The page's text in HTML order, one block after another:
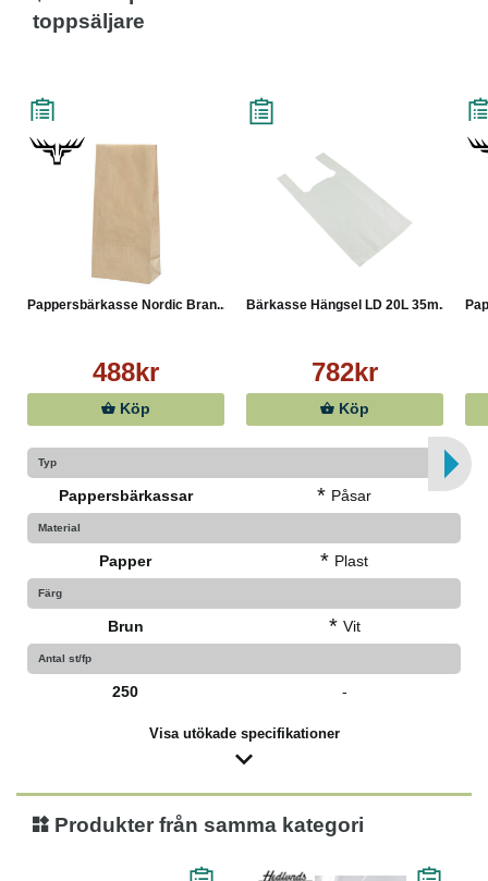
toppsäljare
Pappersbärkasse Nordic Bran...
488kr
Köp
Bärkasse Hängsel LD 20L 35m...
782kr
Köp
Typ
Pappersbärkassar * Påsar
Material
Papper * Plast
Färg
Brun * Vit
Antal st/fp
250 -
Visa utökade specifikationer
Produkter från samma kategori